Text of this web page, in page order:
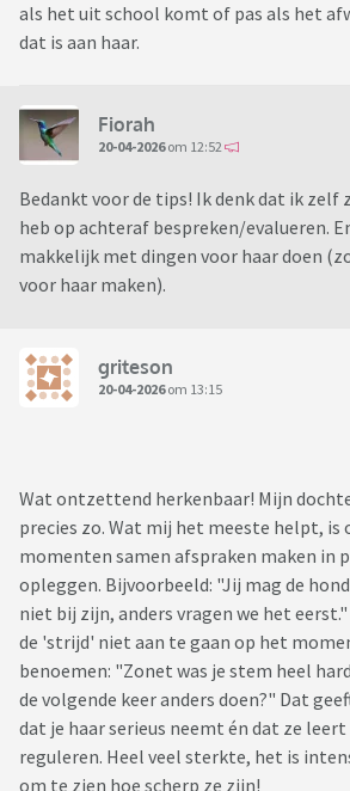
als het uit school komt of pas als het
dat is aan haar.
Fiorah
20-04-2026om 12:52
Bedankt voor de tips! Ik denk dat ik zelf
heb op achteraf bespreken/evalueren.
makkelijk met dingen voor haar doen
voor haar maken).
griteson
20-04-2026om 13:15
Wat ontzettend herkenbaar! Mijn
precies zo. Wat mij het meeste helpt, is
momenten samen afspraken maken in
opleggen. Bijvoorbeeld: "Jij mag de
niet bij zijn, anders vragen we het
de 'strijd' niet aan te gaan op het
benoemen: "Zonet was je stem heel
de volgende keer anders doen?" Dat
dat je haar serieus neemt én dat ze
reguleren. Heel veel sterkte, het is
om te zien hoe scherp ze zijn!